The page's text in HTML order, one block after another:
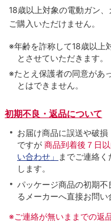
18歳以上対象の電動ガン
ご購入いただけません。
※年齢を詐称して18歳以上
とさせていただきます。
※たとえ保護者の同意があ
とはできません。
初期不良・返品について
お届け商品に誤送や破
ですが 商品到着後７日
い合わせ」
までご連絡
します。
パッケージ商品の初期
るメーカーへ直接お問い
※ご連絡が無いままでの返